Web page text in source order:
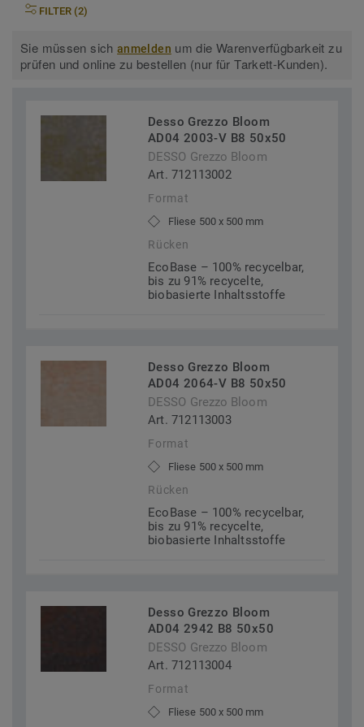
FILTER (2)
Sie müssen sichanmelden um die Warenverfügbarkeit zu
prüfen und online zu bestellen (nur für Tarkett-Kunden).
Desso Grezzo Bloom
AD04 2003-V B8 50x50
DESSO Grezzo Bloom
Art. 712113002
Format
Fliese 500 x 500 mm
Rücken
EcoBase – 100% recycelbar,
bis zu 91% recycelte,
biobasierte Inhaltsstoffe
Desso Grezzo Bloom
AD04 2064-V B8 50x50
DESSO Grezzo Bloom
Art. 712113003
Format
Fliese 500 x 500 mm
Rücken
EcoBase – 100% recycelbar,
bis zu 91% recycelte,
biobasierte Inhaltsstoffe
Desso Grezzo Bloom
AD04 2942 B8 50x50
DESSO Grezzo Bloom
Art. 712113004
Format
Fliese 500 x 500 mm